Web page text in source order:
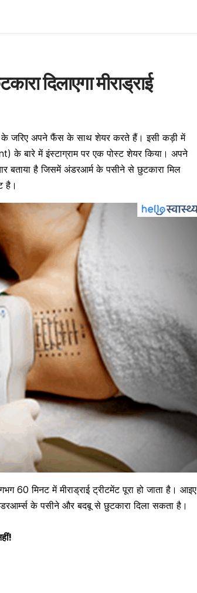
दिलाएगा मीराड्राई
के जरिए अपने फैंस के साथ शेयर करते हैं। इसी कड़ी में
के बारे में इंस्टाग्राम पर एक पोस्ट शेयर किया। अपने
बताया है जिसमें अंडरआर्म केपसीनेसे छुटकारा मिल
है।
60 मिनट में मीराड्राई ट्रीटमेंट पूरा हो जाता है। आइए
्स केपसीने और बदबू से छुटकारा दिला सकता है।